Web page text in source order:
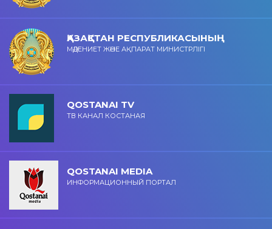
ҚАЗАҚСТАН РЕСПУБЛИКАСЫНЫҢ
МӘДЕНИЕТ ЖӘНЕ АҚПАРАТ МИНИСТРЛІГІ
QOSTANAI TV
ТВ КАНАЛ КОСТАНАЯ
QOSTANAI MEDIA
ИНФОРМАЦИОННЫЙ ПОРТАЛ